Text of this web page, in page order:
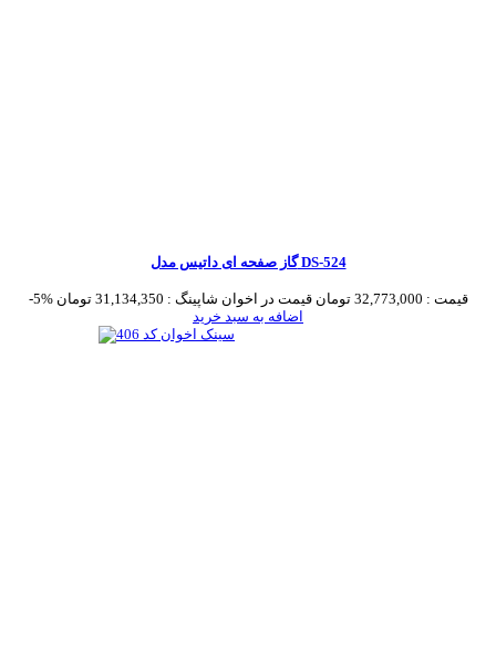
گاز صفحه ای داتیس مدل DS-524
-5% قیمت : 32,773,000 تومان قیمت در اخوان شاپینگ : 31,134,350 تومان
اضافه به سبد خرید